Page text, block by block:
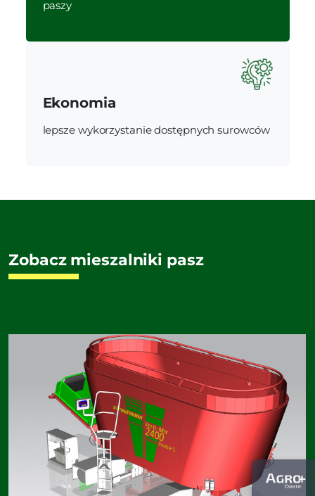
paszy
Ekonomia
lepsze wykorzystanie dostępnych surowców
Zobacz mieszalniki pasz